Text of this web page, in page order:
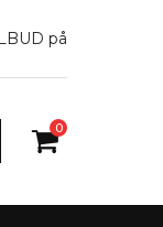
på
0